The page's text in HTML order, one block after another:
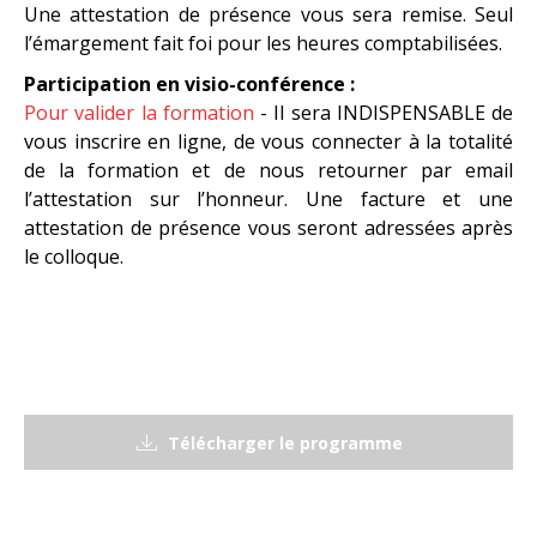
Une attestation de présence vous sera remise. Seul
l’émargement fait foi pour les heures comptabilisées.
Participation en visio-conférence :
Pour valider la formation - Il sera INDISPENSABLE de
vous inscrire en ligne, de vous connecter à la totalité
de la formation et de nous retourner par email
l’attestation sur l’honneur. Une facture et une
attestation de présence vous seront adressées après
le colloque.
Télécharger le programme